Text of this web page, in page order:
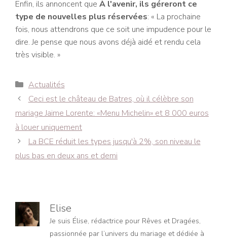
Enfin, ils annoncent que À l'avenir, ils géreront ce
type de nouvelles plus réservées: « La prochaine
fois, nous attendrons que ce soit une impudence pour le
dire. Je pense que nous avons déjà aidé et rendu cela
très visible. »
Catégories
Actualités
Navigation
des
articles
Ceci est le château de Batres, où il célèbre son
mariage Jaime Lorente: «Menu Michelin» et 8 000 euros
à louer uniquement
La BCE réduit les types jusqu'à 2%, son niveau le
plus bas en deux ans et demi
Elise
Je suis Élise, rédactrice pour Rêves et Dragées,
passionnée par l’univers du mariage et dédiée à